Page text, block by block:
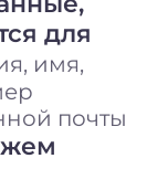
для
имя,
почты